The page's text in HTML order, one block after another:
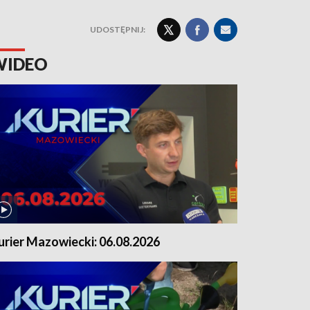
UDOSTĘPNIJ:
Mazowiecki: 06.08.2026